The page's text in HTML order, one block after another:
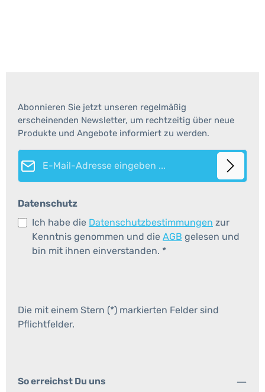
Abonnieren Sie jetzt unseren regelmäßig
erscheinenden Newsletter, um rechtzeitig über neue
Produkte und Angebote informiert zu werden.
E-Mail-Adresse*
Datenschutz
Ich habe die Datenschutzbestimmungen zur
Kenntnis genommen und die AGB gelesen und
bin mit ihnen einverstanden. *
Die mit einem Stern (*) markierten Felder sind
Pflichtfelder.
So erreichst Du uns